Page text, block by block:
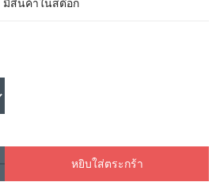
หยิบใส่ตระกร้า